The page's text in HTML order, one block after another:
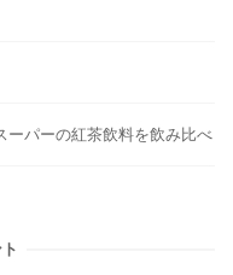
ーパーの紅茶飲料を飲み比べ